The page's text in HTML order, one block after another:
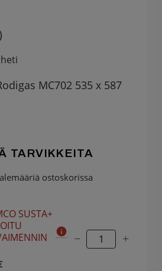
MC702 535 x 587
TARVIKKEITA
ostoskorissa
SUSTA+
− +